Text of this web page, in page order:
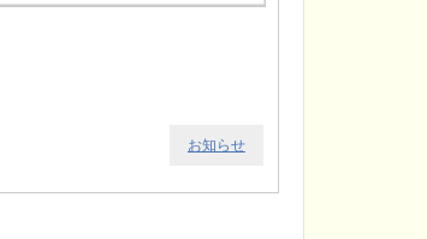
お知らせ